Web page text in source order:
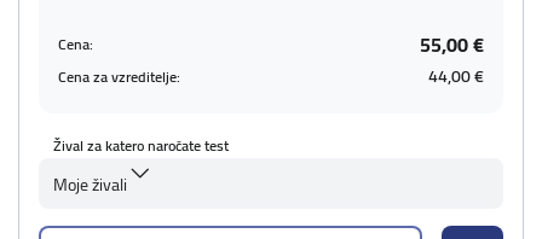
Cena: 55,00 €
Cena za vzreditelje: 44,00 €
Žival za katero naročate test
Moje živali